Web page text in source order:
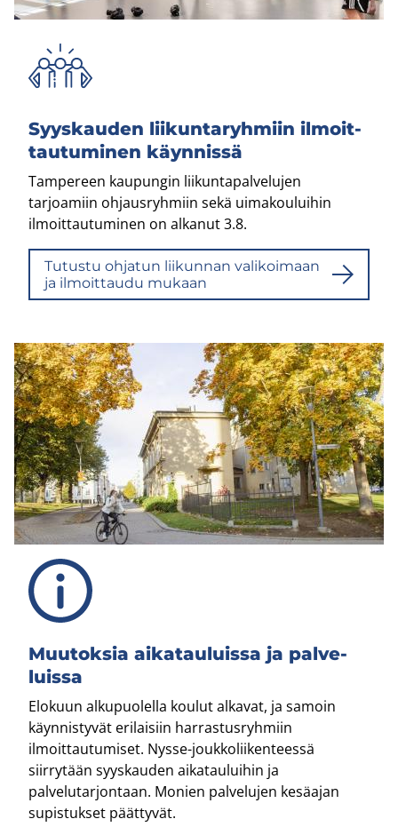
Syys­kau­den lii­kun­ta­ryh­miin il­moit­
tau­tu­mi­nen käyn­nis­sä
Tampereen kaupungin liikuntapalvelujen
tarjoamiin ohjausryhmiin sekä uimakouluihin
ilmoittautuminen on alkanut 3.8.
Tu­tus­tu oh­ja­tun lii­kun­nan va­li­koi­maan
ja il­moit­tau­du mu­kaan
Muu­tok­sia ai­ka­tau­luis­sa ja pal­ve­
luis­sa
Elokuun alkupuolella koulut alkavat, ja samoin
käynnistyvät erilaisiin harrastusryhmiin
ilmoittautumiset. Nysse-​joukkoliikenteessä
siirrytään syyskauden aikatauluihin ja
palvelutarjontaan. Monien palvelujen kesäajan
supistukset päättyvät.